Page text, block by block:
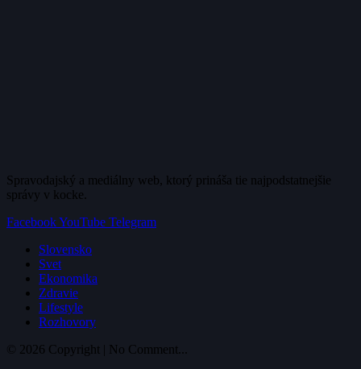
Spravodajský a mediálny web, ktorý prináša tie najpodstatnejšie
správy v kocke.
FacebookYouTube Telegram
Slovensko
Svet
Ekonomika
Zdravie
Lifestyle
Rozhovory
© 2026 Copyright | No Comment...